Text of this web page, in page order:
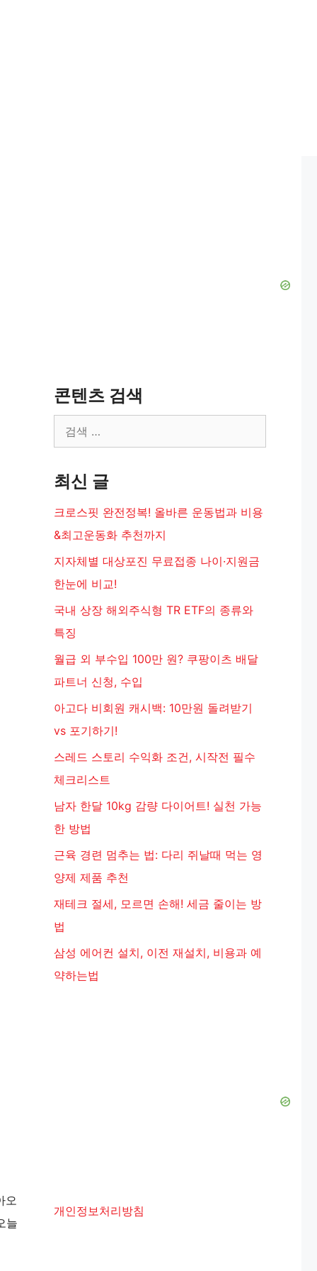
오
늘
콘텐츠 검색
색:
최신 글
크로스핏 완전정복! 올바른 운동법과 비용
&최고운동화 추천까지
지자체별 대상포진 무료접종 나이·지원금
한눈에 비교!
국내 상장 해외주식형 TR ETF의 종류와
특징
월급 외 부수입 100만 원? 쿠팡이츠 배달
파트너 신청, 수입
아고다 비회원 캐시백: 10만원 돌려받기
vs 포기하기!
스레드 스토리 수익화 조건, 시작전 필수
체크리스트
남자 한달 10kg 감량 다이어트! 실천 가능
한 방법
근육 경련 멈추는 법: 다리 쥐날때 먹는 영
양제 제품 추천
재테크 절세, 모르면 손해! 세금 줄이는 방
법
삼성 에어컨 설치, 이전 재설치, 비용과 예
약하는법
개인정보처리방침